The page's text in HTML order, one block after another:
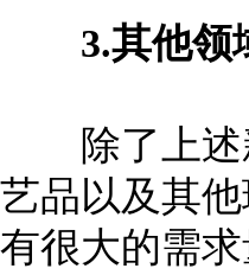
3.其他领
除了上述新
艺品以及其
有很大的需